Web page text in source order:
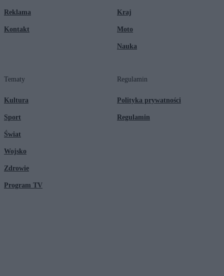
Reklama
Kontakt
Kraj
Moto
Nauka
Tematy
Kultura
Sport
Świat
Wojsko
Zdrowie
Program TV
Regulamin
Polityka prywatności
Regulamin